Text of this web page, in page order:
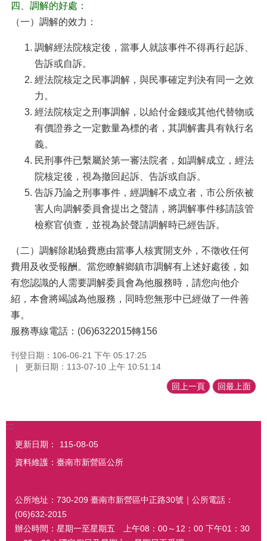
四、調解的好處：
（一）調解的效力：
調解經法院核定後，當事人就該事件不得再行起訴、
告訴或自訴。
經法院核定之民事調解，與民事確定判決有同一之效
力。
經法院核定之刑事調解，以給付金錢或其他代替物或
有價證券之一定數量為標的者，其調解書具有執行名
義。
民刑事件已繫屬於第一審法院者，如調解成立，經法
院核定後，視為撤回起訴、告訴或自訴。
告訴乃論之刑事事件，經調解不成立者，市公所依被
害人向調解委員會提出之聲請，將調解事件移請該管
檢察官偵查，並視為於聲請調解時已經告訴。
（二）調解除勘驗費應由當事人核實開支外，不徵收任何
費用及收受報酬。當您瞭解鄉鎮市調解有上述好處後，如
有您認識的人需要調解委員會為他服務時，請您向他介
紹，本會將竭誠為他服務，同時您無形中已經做了一件善
事。
服務專線電話：(06)6322015轉156
刊登日期：106-06-21 下午 05:17:25
更新日期：113-07-10 上午 10:51:14
回上一頁 回最上面
:::
更新日期：
115-08-05
資料維護：臺南市新營區公所
公所地址：730-209 臺南市新營區中正路30號｜公所電話：
(06)632-2015
辦公時間：星期一至星期五 上午08：00～12：00 下午01：30